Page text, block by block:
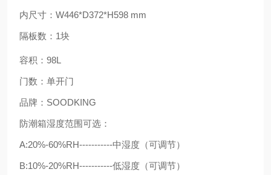
内尺寸： W446*D372*H598 mm
隔板数： 1块
容积： 98L
门数：单开门
品牌： SOODKING
防潮箱湿度范围可选：
A:20%-60%RH-----------中湿度（可调节）
B:10%-20%RH-----------低湿度（可调节）